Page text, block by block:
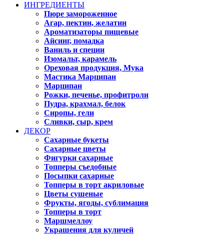
ИНГРЕДИЕНТЫ
Пюре замороженное
Агар, пектин, желатин
Ароматизаторы пищевые
Айсинг, помадка
Ваниль и специи
Изомальт, карамель
Ореховая продукция, Мука
Мастика Марципан
Марципан
Рожки, печенье, профитроли
Пудра, крахмал, белок
Сиропы, гели
Сливки, сыр, крем
ДЕКОР
Сахарные букеты
Сахарные цветы
Фигурки сахарные
Топперы съедобные
Посыпки сахарные
Топперы в торт акриловые
Цветы сушеные
Фрукты, ягоды, сублимация
Топперы в торт
Маршмеллоу
Украшения для куличей